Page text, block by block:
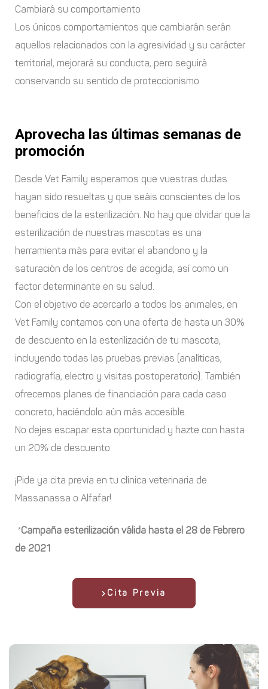
Cambiará su comportamiento
Los únicos comportamientos que cambiarán serán
aquellos relacionados con la agresividad y su carácter
territorial, mejorará su conducta, pero seguirá
conservando su sentido de proteccionismo.
Aprovecha las últimas semanas de
promoción
Desde Vet Family esperamos que vuestras dudas
hayan sido resueltas y que seáis conscientes de los
beneficios de la esterilización. No hay que olvidar que la
esterilización de nuestras mascotas es una
herramienta más para evitar el abandono y la
saturación de los centros de acogida, así como un
factor determinante en su salud.
Con el objetivo de acercarlo a todos los animales, en
Vet Family contamos con una oferta de hasta un 30%
de descuento en la esterilización de tu mascota,
incluyendo todas las pruebas previas (analíticas,
radiografía, electro y visitas postoperatorio). También
ofrecemos planes de financiación para cada caso
concreto, haciéndolo aún más accesible.
No dejes escapar esta oportunidad y hazte con hasta
un 20% de descuento.
¡Pide ya cita previa en tu clínica veterinaria de
Massanassa o Alfafar!
*Campaña esterilización válida hasta el 28 de Febrero
de 2021
Cita Previa